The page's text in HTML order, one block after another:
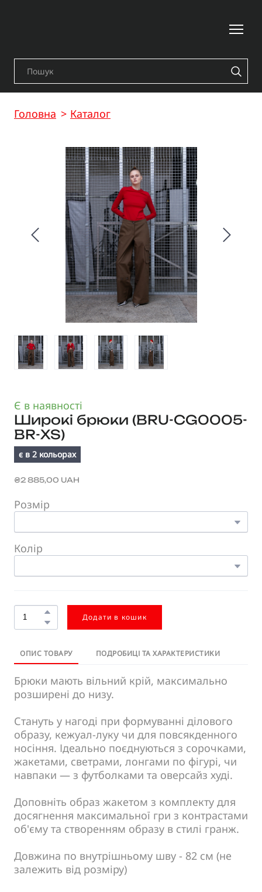
Головна Каталог
Є в наявності
Широкі брюки (BRU-CG0005-
BR-XS)
є в 2 кольорах
₴2 885,00 UAH
Розмір
Колір
Додати в кошик
ОПИС ТОВАРУ ПОДРОБИЦІ ТА ХАРАКТЕРИСТИКИ
Брюки мають вільний крій, максимально
розширені до низу.
Стануть у нагоді при формуванні ділового
образу, кежуал-луку чи для повсякденного
носіння. Ідеально поєднуються з сорочками,
жакетами, светрами, лонгами по фігурі, чи
навпаки — з футболками та оверсайз худі.
Доповніть образ жакетом з комплекту для
досягнення максимальної гри з контрастами
об'єму та створенням образу в стилі гранж.
Довжина по внутрішньому шву - 82 см (не
залежить від розміру)